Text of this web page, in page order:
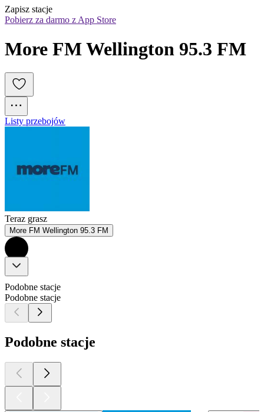
Zapisz stacje
Pobierz za darmo z App Store
More FM Wellington 95.3 FM
Listy przebojów
Teraz grasz
More FM Wellington 95.3 FM
Podobne stacje
Podobne stacje
Podobne stacje